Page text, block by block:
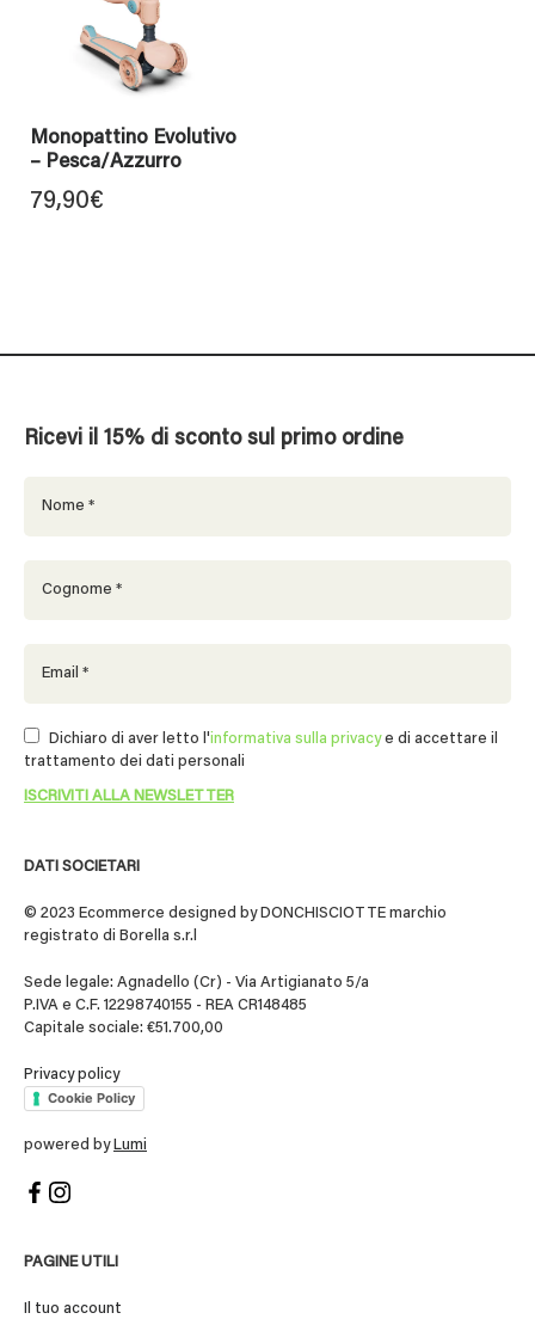
Monopattino Evolutivo
– Pesca/Azzurro
79,90€
DATI SOCIETARI
© 2023 Ecommerce designed by DONCHISCIOTTE marchio
registrato di Borella s.r.l
Sede legale: Agnadello (Cr) - Via Artigianato 5/a
P.IVA e C.F. 12298740155 - REA CR148485
Capitale sociale: €51.700,00
Privacy policy
Cookie Policy
powered by Lumi
PAGINE UTILI
Il tuo account
Ricevi il 15% di sconto sul primo ordine
Dichiaro di aver letto l'informativa sulla privacye di accettare il
trattamento dei dati personali